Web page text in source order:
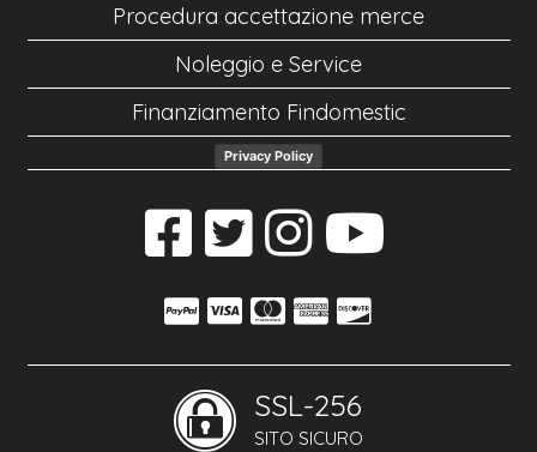
Procedura accettazione merce
Noleggio e Service
Finanziamento Findomestic
Privacy Policy
SSL-256
SITO SICURO